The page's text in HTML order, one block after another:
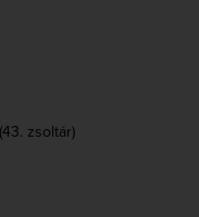
zsoltár)